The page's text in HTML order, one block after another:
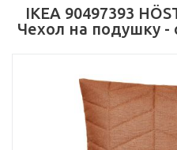
IKEA 90497393
Чехол на подушку